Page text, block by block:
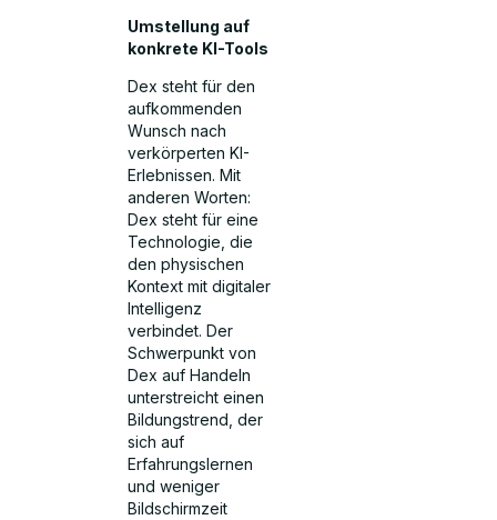
Umstellung auf
konkrete KI-Tools
Dex steht für den
aufkommenden
Wunsch nach
verkörperten KI-
Erlebnissen. Mit
anderen Worten:
Dex steht für eine
Technologie, die
den physischen
Kontext mit digitaler
Intelligenz
verbindet. Der
Schwerpunkt von
Dex auf Handeln
unterstreicht einen
Bildungstrend, der
sich auf
Erfahrungslernen
und weniger
Bildschirmzeit